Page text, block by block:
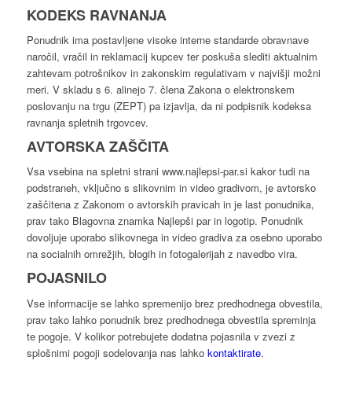
KODEKS RAVNANJA
Ponudnik ima postavljene visoke interne standarde obravnave
naročil, vračil in reklamacij kupcev ter poskuša slediti aktualnim
zahtevam potrošnikov in zakonskim regulativam v najvišji možni
meri. V skladu s 6. alinejo 7. člena Zakona o elektronskem
poslovanju na trgu (ZEPT) pa izjavlja, da ni podpisnik kodeksa
ravnanja spletnih trgovcev.
AVTORSKA ZAŠČITA
Vsa vsebina na spletni strani www.najlepsi-par.si kakor tudi na
podstraneh, vključno s slikovnim in video gradivom, je avtorsko
zaščitena z Zakonom o avtorskih pravicah in je last ponudnika,
prav tako Blagovna znamka Najlepši par in logotip. Ponudnik
dovoljuje uporabo slikovnega in video gradiva za osebno uporabo
na socialnih omrežjih, blogih in fotogalerijah z navedbo vira.
POJASNILO
Vse informacije se lahko spremenijo brez predhodnega obvestila,
prav tako lahko ponudnik brez predhodnega obvestila spreminja
te pogoje. V kolikor potrebujete dodatna pojasnila v zvezi z
splošnimi pogoji sodelovanja nas lahko kontaktirate.